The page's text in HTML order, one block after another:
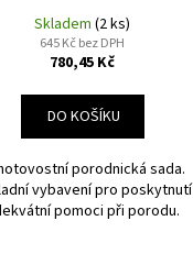
Skladem(2 ks)
645 Kč bez DPH
780,45 Kč
DO KOŠÍKU
porodnická sada.
vybavení pro poskytnutí
pomoci při porodu.